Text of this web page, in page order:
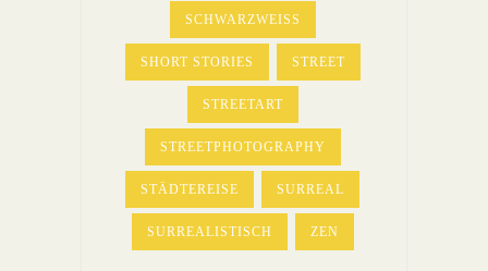
SCHWARZWEISS
SHORT STORIES STREET
STREETART
STREETPHOTOGRAPHY
STÄDTEREISE SURREAL
SURREALISTISCH ZEN